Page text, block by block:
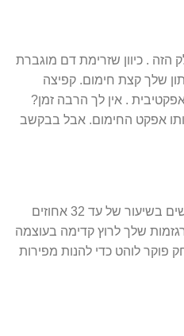
. כיוון שזרימת דם מוגברת
שלך קצת חימום. קפיצה
. אין לך הרבה זמן?
אפקט החימום. אבל בבקשב
. זה כבר ידוע למדע מזמן שהציפייה לתחרות מעלה את רמת הטסטוסטרון אצל נשים בשיעור של עד 32 אחוזים
שלך לרוץ קדימה בעוצמה
פוקר לוהט כדי להנות מפירות